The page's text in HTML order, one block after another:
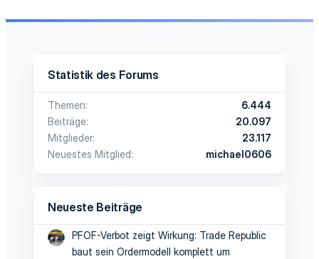
Statistik des Forums
Themen
6.444
Beiträge
20.097
Mitglieder
23.117
Neuestes Mitglied
michael0606
Neueste Beiträge
PFOF-Verbot zeigt Wirkung: Trade Republic
baut sein Ordermodell komplett um